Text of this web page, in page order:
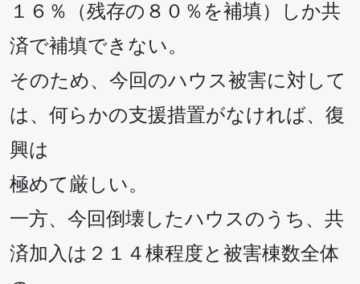
１６％（残存の８０％を補填）しか共
済で補填できない。
そのため、今回のハウス被害に対して
は、何らかの支援措置がなければ、復
興は
極めて厳しい。
一方、今回倒壊したハウスのうち、共
済加入は２１４棟程度と被害棟数全体